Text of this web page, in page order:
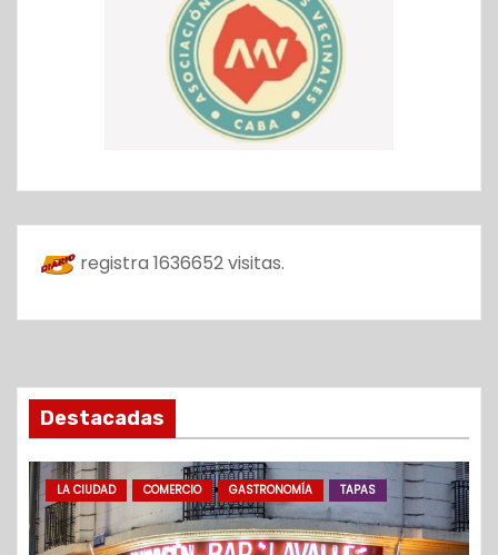
registra 1636652visitas.
Destacadas
LA CIUDAD COMERCIO GASTRONOMÍA TAPAS